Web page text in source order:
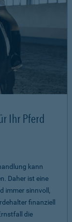
Ihr Pferd
kann
Daher ist eine
immer sinnvoll,
finanziell
die